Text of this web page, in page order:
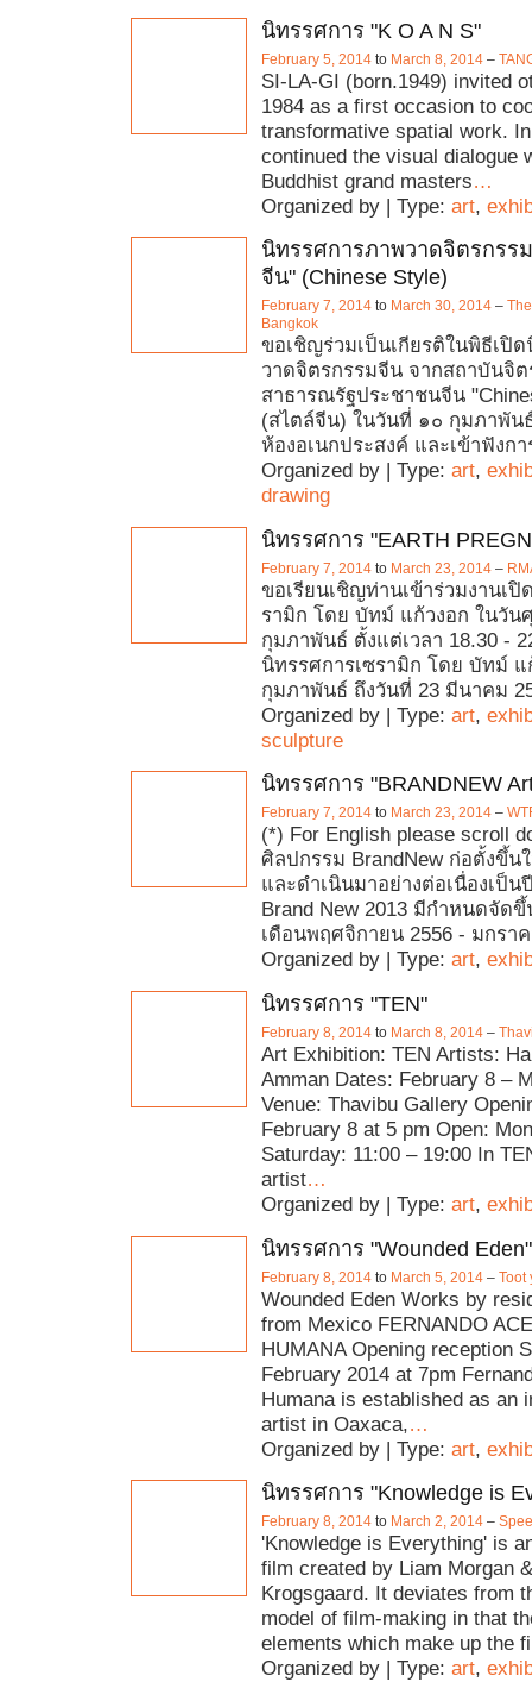
นิทรรศการ "K O A N S"
February 5, 2014 to March 8, 2014 –
SI-LA-GI (born.1949) invited
1984 as a first occasion to
transformative spatial work.
continued the visual dialogue
Buddhist grand masters…
Organized by | Type: art,
นิทรรศการภาพวาดจิตรกรร
จีน" (Chinese Style)
February 7, 2014 to March 30, 2014 –
Bangkok
ขอเชิญร่วมเป็นเกียรติในพิธีเปิ
วาดจิตรกรรมจีน จากสถาบันจิ
สาธารณรัฐประชาชนจีน
(สไตล์จีน) ในวันที่ ๑๐ กุมภาพั
ห้องอเนกประสงค์ และเข้าฟังกา
Organized by | Type: art,
drawing
นิทรรศการ "EARTH
February 7, 2014 to March 23, 2014 –
ขอเรียนเชิญท่านเข้าร่วมงานเปิ
รามิก โดย บัทม์ แก้วงอก ในวัน
กุมภาพันธ์ ตั้งแต่เวลา 18.30 -
นิทรรศการเซรามิก โดย บัทม์ แ
กุมภาพันธ์ ถึงวันที่ 23 มีนาคม
Organized by | Type: art,
sculpture
นิทรรศการ "BRANDNEW
February 7, 2014 to March 23, 2014 –
(*) For English please scroll
ศิลปกรรม BrandNew ก่อตั้งขึ้น
และดำเนินมาอย่างต่อเนื่องเป็
Brand New 2013 มีกำหนดจัดขึ้
เดือนพฤศจิกายน 2556 - มกรา
Organized by | Type: art,
นิทรรศการ "TEN"
February 8, 2014 to March 8, 2014 –
Art Exhibition: TEN Artists:
Amman Dates: February 8 –
Venue: Thavibu Gallery
February 8 at 5 pm Open:
Saturday: 11:00 – 19:00 In
artist…
Organized by | Type: art,
นิทรรศการ "Wounded Eden"
February 8, 2014 to March 5, 2014 – Toot
Wounded Eden Works by
from Mexico FERNANDO
HUMANA Opening reception
February 2014 at 7pm
Humana is established as an
artist in Oaxaca,…
Organized by | Type: art,
นิทรรศการ "Knowledge is
February 8, 2014 to March 2, 2014 –
'Knowledge is Everything' is
film created by Liam Morgan
Krogsgaard. It deviates from
model of film-making in that
elements which make up the fi
Organized by | Type: art,